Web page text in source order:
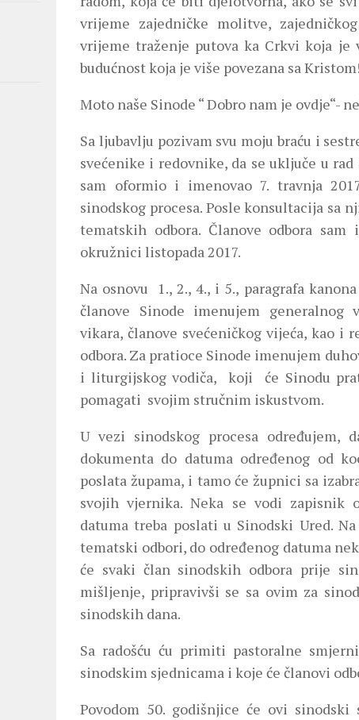
vrijeme zajedničke molitve,
vrijeme traženje putova ka Crkvi koja je
budućnost koja je više povezana sa Kristom!
Moto naše Sinode “ Dobro nam je ovdje“-
Sa ljubavlju pozivam svu moju braću i
svećenike i redovnike, da se uključe u
sam oformio i imenovao 7. travnja
sinodskog procesa. Posle konsultacija sa
tematskih odbora. Članove odbora
okružnici listopada 2017.
Na osnovu 1., 2., 4., i 5., paragrafa
članove Sinode imenujem generalnog
vikara, članove svećeničkog vijeća, kao i
odbora. Za pratioce Sinode imenujem
i liturgijskog vodiča, koji će Sinodu
pomagati svojim stručnim iskustvom.
U vezi sinodskog procesa određujem,
dokumenta do datuma određenog od
poslata župama, i tamo će župnici sa
svojih vjernika. Neka se vodi zapisnik
datuma treba poslati u Sinodski Ured.
tematski odbori, do određenog datuma
će svaki član sinodskih odbora prije
mišljenje, pripravivši se sa ovim za
sinodskih dana.
Sa radošću ću primiti pastoralne
sinodskim sjednicama i koje će članovi
Povodom 50. godišnjice će ovi